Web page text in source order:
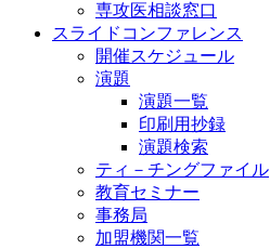
専攻医相談窓口
スライドコンファレンス
開催スケジュール
演題
演題一覧
印刷用抄録
演題検索
ティ－チングファイル
教育セミナー
事務局
加盟機関一覧